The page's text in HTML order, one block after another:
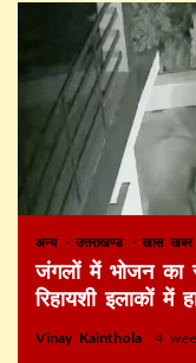
अन्य उत्तराखण्ड खास खबर
जंगलों में भोजन का
रिहायशी इलाकों में
Vinay Kainthola 4